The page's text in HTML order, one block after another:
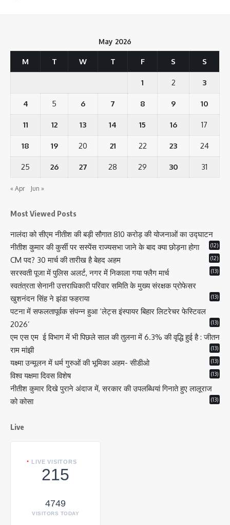
May 2026
M T W T F S S
1 2 3
4 5 6 7 8 9 10
11 12 13 14 15 16 17
18 19 20 21 22 23 24
25 26 27 28 29 30 31
« Apr Jun »
Most Viewed Posts
नालंदा को सीएम नीतीश की बड़ी सौगात 810 करोड़ की योजनाओं का उद्घाटन
(12)
नीतीश कुमार की कुर्सी पर सस्पेंस राज्यसभा जाने के बाद क्या छोड़ना होगा
CM पद? 30 मार्च की तारीख है बेहद अहम
(12)
सरस्वती पूजा में पुलिस अलर्ट, नगर में निकाला गया फ्लैग मार्च (13)
स्वतंत्रता सेनानी उत्तराधिकारी परिवार समिति के मुख्य संरक्षक प्रोफेसर
खुशनंदन सिंह ने झंडा फहराया
(13)
पटना में सफलतापूर्वक संपन्न हुआ ‘लेट्स इंस्पायर बिहार लिटरेचर फेस्टिवल
2026’
(13)
एम एस एम ई विभाग में भी पिछले साल की तुलना में 6.3% की वृद्धि हुई है : जीतन
राम मांझी
(13)
यक्ष्मा उन्मूलन में धर्म गुरुओं की भूमिका अहम- सीडीओ (13)
विश्व यक्षमा दिवस विशेष (13)
नीतीश कुमार दिखे पुराने अंदाज में, सरकार की उपलब्धियां गिनाते हुए लालूराज
को कोसा
(13)
Live
LIVE VISITORS
215
4749
VISITORS TODAY